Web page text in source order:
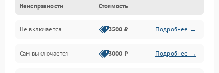
Механика
Неисправности Стоимость
Не включается 3500 ₽ Подробнее →
Сам выключается 3000 ₽ Подробнее →